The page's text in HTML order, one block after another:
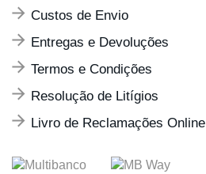
Custos de Envio
Entregas e Devoluções
Termos e Condições
Resolução de Litígios
Livro de Reclamações Online